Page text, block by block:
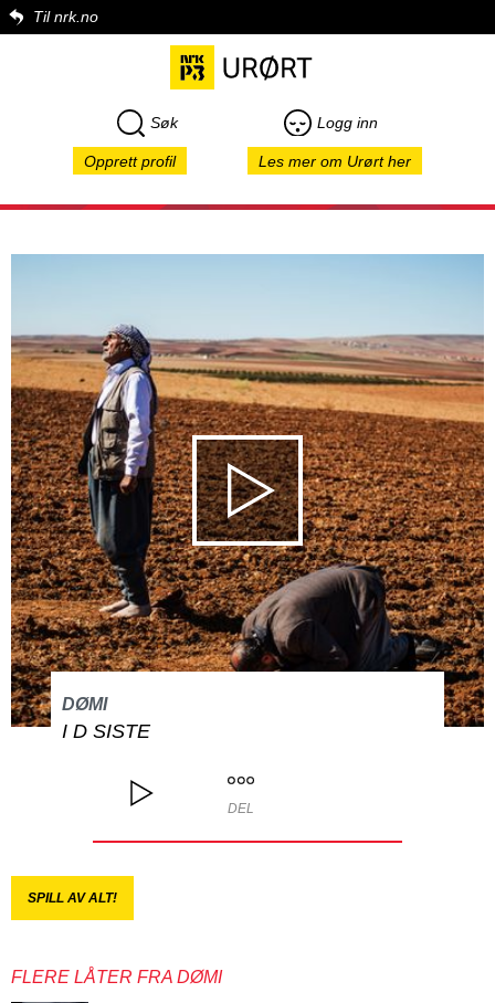
Til nrk.no
Søk Logg inn
Opprett profil Les mer om Urørt her
DØMI
I D SISTE
DEL
SPILL AV ALT!
FLERE LÅTER FRA DØMI